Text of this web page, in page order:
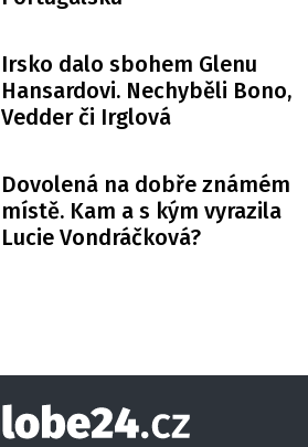
Irsko dalo sbohem Glenu
Hansardovi. Nechyběli Bono,
Vedder či Irglová
Dovolená na dobře známém
místě. Kam a s kým vyrazila
Lucie Vondráčková?
Globe24